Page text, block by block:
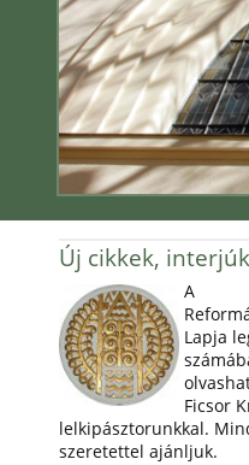
Új cikkek,
A
Lapja
Ficsor
lelkipásztorunkkal.
szeretettel ajánljuk.